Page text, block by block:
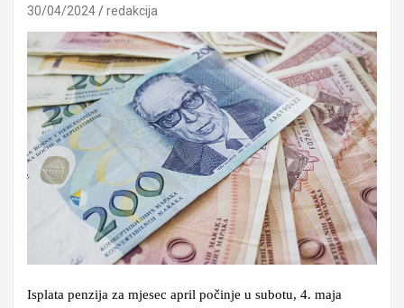
30/04/2024 redakcija
Isplata penzija za mjesec april počinje u subotu, 4. maja